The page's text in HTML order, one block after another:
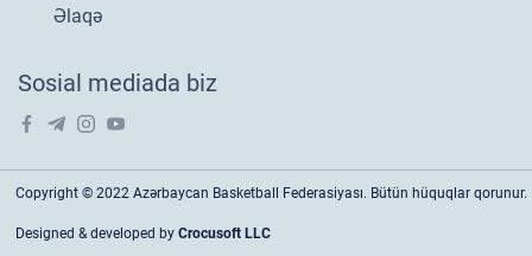
​U-20 millimizin
Avropa səfəri tarixi
bir ilklə yekunlaşıb !
20 yaşa qədər oğlanlar arasında keçirilən Avropa çempionatı B
Əlaqə
Sosial mediada biz
Copyright © 2022 Azərbaycan Basketball Federasiyası. Bütün hüquqlar qorunur.
Designed & developed by Crocusoft LLC